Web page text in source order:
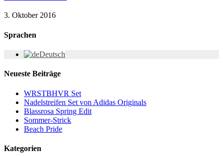
3. Oktober 2016
Sprachen
Deutsch
Neueste Beiträge
WRSTBHVR Set
Nadelstreifen Set von Adidas Originals
Blassrosa Spring Edit
Sommer-Strick
Beach Pride
Kategorien